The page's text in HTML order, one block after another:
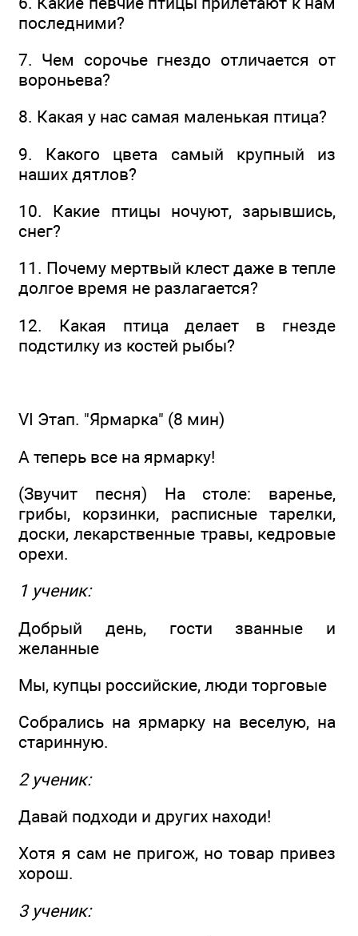
последними?
7. Чем сорочье гнездо отличается от
вороньева?
8. Какая у нас самая маленькая птица?
9. Какого цвета самый крупный из
наших дятлов?
10. Какие птицы ночуют, зарывшись,
снег?
11. Почему мертвый клест даже в тепле
долгое время не разлагается?
12. Какая птица делает в гнезде
подстилку из костей рыбы?
VI Этап. "Ярмарка" (8 мин)
А теперь все на ярмарку!
(Звучит песня) На столе: варенье,
грибы, корзинки, расписные тарелки,
доски, лекарственные травы, кедровые
орехи.
1 ученик:
Добрый день, гости званные и
желанные
Мы, купцы российские, люди торговые
Собрались на ярмарку на веселую, на
старинную.
2 ученик:
Давай подходи и других находи!
Хотя я сам не пригож, но товар привез
хорош.
3 ученик: